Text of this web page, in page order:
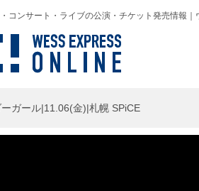
コンサート・ライブの公演・チケット発売情報｜
ガール|11.06(金)|札幌 SPiCE